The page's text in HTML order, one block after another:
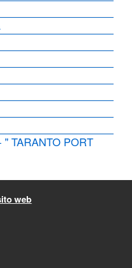
" TARANTO PORT
web